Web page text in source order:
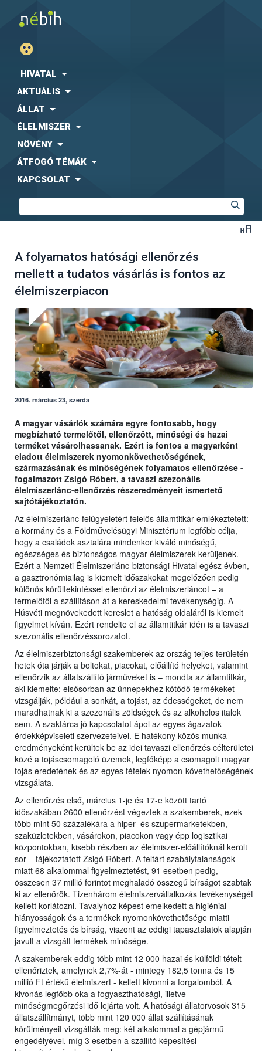
HIVATAL
AKTUÁLIS
ÁLLAT
ÉLELMISZER
NÖVÉNY
ÁTFOGÓ TÉMÁK
KAPCSOLAT
A folyamatos hatósági ellenőrzés
mellett a tudatos vásárlás is fontos az
élelmiszerpiacon
2016. március 23, szerda
A magyar vásárlók számára egyre fontosabb, hogy
megbízható termelőtől, ellenőrzött, minőségi és hazai
terméket vásárolhassanak. Ezért is fontos a magyarként
eladott élelmiszerek nyomonkövethetőségének,
származásának és minőségének folyamatos ellenőrzése -
fogalmazott Zsigó Róbert, a tavaszi szezonális
élelmiszerlánc-ellenőrzés részeredményeit ismertető
sajtótájékoztatón.
Az élelmiszerlánc-felügyeletért felelős államtitkár emlékeztetett:
a kormány és a Földművelésügyi Minisztérium legfőbb célja,
hogy a családok asztalára mindenkor kiváló minőségű,
egészséges és biztonságos magyar élelmiszerek kerüljenek.
Ezért a Nemzeti Élelmiszerlánc-biztonsági Hivatal egész évben,
a gasztronómiailag is kiemelt időszakokat megelőzően pedig
különös körültekintéssel ellenőrzi az élelmiszerláncot – a
termelőtől a szállításon át a kereskedelmi tevékenységig. A
Húsvéti megnövekedett kereslet a hatóság oldaláról is kiemelt
figyelmet kíván. Ezért rendelte el az államtitkár idén is a tavaszi
szezonális ellenőrzéssorozatot.
Az élelmiszerbiztonsági szakemberek az ország teljes területén
hetek óta járják a boltokat, piacokat, előállító helyeket, valamint
ellenőrzik az állatszállító járműveket is – mondta az államtitkár,
aki kiemelte: elsősorban az ünnepekhez kötődő termékeket
vizsgálják, például a sonkát, a tojást, az édességeket, de nem
maradhatnak ki a szezonális zöldségek és az alkoholos italok
sem. A szaktárca jó kapcsolatot ápol az egyes ágazatok
érdekképviseleti szervezeteivel. E hatékony közös munka
eredményeként kerültek be az idei tavaszi ellenőrzés célterületei
közé a tojáscsomagoló üzemek, legfőképp a csomagolt magyar
tojás eredetének és az egyes tételek nyomon-követhetőségének
vizsgálata.
Az ellenőrzés első, március 1-je és 17-e között tartó
időszakában 2600 ellenőrzést végeztek a szakemberek, ezek
több mint 50 százalékára a hiper- és szupermarketekben,
szaküzletekben, vásárokon, piacokon vagy épp logisztikai
központokban, kisebb részben az élelmiszer-előállítóknál került
sor – tájékoztatott Zsigó Róbert. A feltárt szabálytalanságok
miatt 68 alkalommal figyelmeztetést, 91 esetben pedig,
összesen 37 millió forintot meghaladó összegű bírságot szabtak
ki az ellenőrök. Tizenhárom élelmiszervállalkozás tevékenységét
kellett korlátozni. Tavalyhoz képest emelkedett a higiéniai
hiányosságok és a termékek nyomonkövethetősége miatti
figyelmeztetés és bírság, viszont az eddigi tapasztalatok alapján
javult a vizsgált termékek minősége.
A szakemberek eddig több mint 12 000 hazai és külföldi tételt
ellenőriztek, amelynek 2,7%-át - mintegy 182,5 tonna és 15
millió Ft értékű élelmiszert - kellett kivonni a forgalomból. A
kivonás legfőbb oka a fogyaszthatósági, illetve
minőségmegőrzési idő lejárta volt. A hatósági állatorvosok 315
állatszállítmányt, több mint 120 000 állat szállításának
körülményeit vizsgálták meg: két alkalommal a gépjármű
engedélyével, míg 3 esetben a szállító képesítési